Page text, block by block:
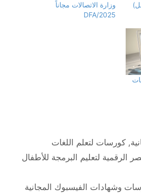
وزارة الاتصالات مجاناً
2025/DFA
,كورسات لتعلم اللغات
الرقمية لتعليم البرمجة للأطفال
وشهادات الفيسبوك المجانية